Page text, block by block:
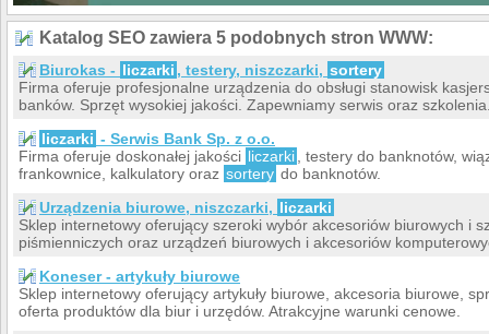
Katalog SEO zawiera 5 podobnych stron WWW:
Biurokas - liczarki , testery, niszczarki, sortery
Firma oferuje profesjonalne urządzenia do obsługi stanowisk
banków. Sprzęt wysokiej jakości. Zapewniamy serwis oraz
liczarki - Serwis Bank Sp. z o.o.
Firma oferuje doskonałej jakości liczarki
, testery do banknotów,
frankownice, kalkulatory oraz sortery do banknotów.
Urządzenia biurowe, niszczarki, liczarki
Sklep internetowy oferujący szeroki wybór akcesoriów biurowych i
piśmienniczych oraz urządzeń biurowych i akcesoriów
Koneser - artykuły biurowe
Sklep internetowy oferujący artykuły biurowe, akcesoria biurowe,
oferta produktów dla biur i urzędów. Atrakcyjne warunki cenowe.